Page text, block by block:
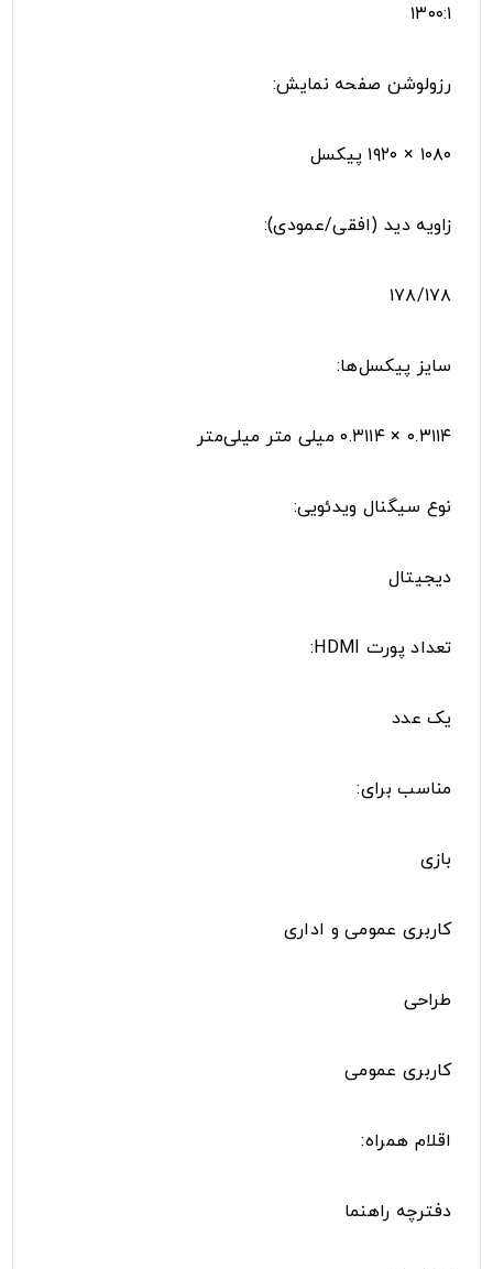
۱۳۰۰:۱
رزولوشن صفحه نمایش:
۱۰۸۰ × ۱۹۲۰ پیکسل
زاویه دید (افقی/عمودی):
۱۷۸/۱۷۸
سایز پیکسل‌ها:
۰.۳۱۱۴ × ۰.۳۱۱۴ میلی متر میلی‌متر
نوع سیگنال ویدئویی:
دیجیتال
تعداد پورت HDMI:
یک عدد
مناسب برای:
بازی
کاربری عمومی و اداری
طراحی
کاربری عمومی
اقلام همراه:
دفترچه‌ راهنما